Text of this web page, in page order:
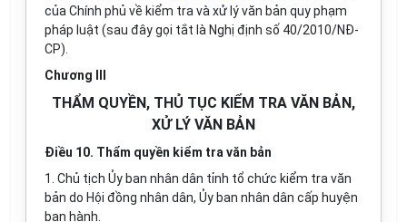
của Chính phủ về kiểm tra và xử lý văn bản quy phạm
pháp luật (sau đây gọi tắt là Nghị định số 40/2010/NĐ-
CP).
Chương III
THẨM QUYỀN, THỦ TỤC KIỂM TRA VĂN BẢN,
XỬ LÝ VĂN BẢN
Điều 10. Thẩm quyền kiểm tra văn bản
1. Chủ tịch Ủy ban nhân dân tỉnh tổ chức kiểm tra văn
bản do Hội đồng nhân dân, Ủy ban nhân dân cấp huyện
ban hành.